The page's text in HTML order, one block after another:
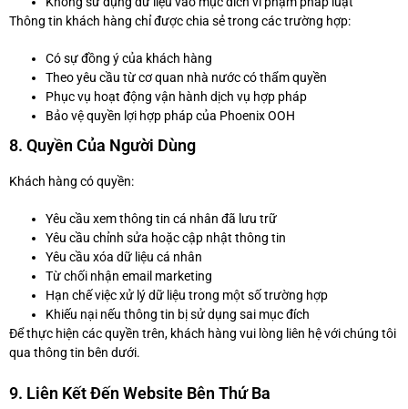
Thông tin khách hàng chỉ được chia sẻ trong các trường hợp:
Có sự đồng ý của khách hàng
Theo yêu cầu từ cơ quan nhà nước có thẩm quyền
Phục vụ hoạt động vận hành dịch vụ hợp pháp
Bảo vệ quyền lợi hợp pháp của Phoenix OOH
8. Quyền Của Người Dùng
Khách hàng có quyền:
Yêu cầu xem thông tin cá nhân đã lưu trữ
Yêu cầu chỉnh sửa hoặc cập nhật thông tin
Yêu cầu xóa dữ liệu cá nhân
Từ chối nhận email marketing
Hạn chế việc xử lý dữ liệu trong một số trường hợp
Khiếu nại nếu thông tin bị sử dụng sai mục đích
Để thực hiện các quyền trên, khách hàng vui lòng liên hệ với chúng tôi
qua thông tin bên dưới.
9. Liên Kết Đến Website Bên Thứ Ba